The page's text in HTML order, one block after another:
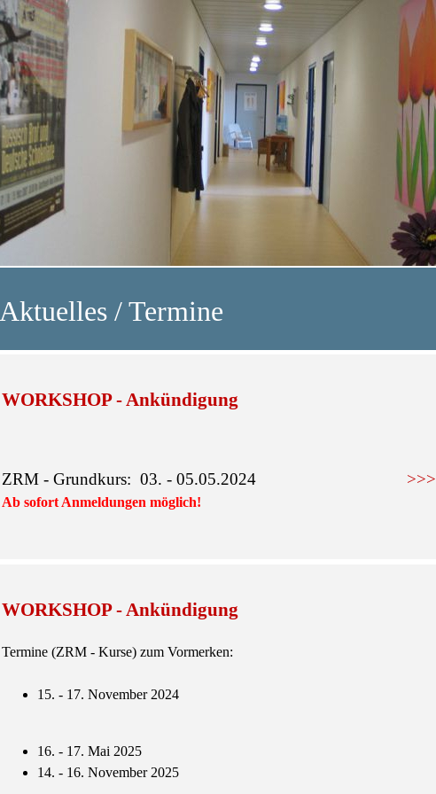
Aktuelles / Termine
WORKSHOP - Ankündigung
ZRM - Grundkurs: 03. - 05.05.2024 >>>
Ab sofort Anmeldungen möglich!
WORKSHOP - Ankündigung
Termine (ZRM - Kurse) zum Vormerken:
15. - 17. November 2024
16. - 17. Mai 2025
14. - 16. November 2025